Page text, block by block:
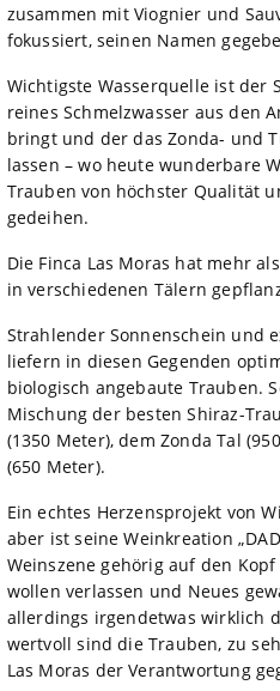
zusammen mit Viognier und
fokussiert, seinen Namen
Wichtigste Wasserquelle ist der
reines Schmelzwasser aus den
bringt und der das Zonda- und
lassen – wo heute wunderbare
Trauben von höchster Qualität
gedeihen.
Die Finca Las Moras hat mehr
in verschiedenen Tälern
Strahlender Sonnenschein und
liefern in diesen Gegenden
biologisch angebaute Trauben.
Mischung der besten Shiraz-
(1350 Meter), dem Zonda Tal
(650 Meter).
Ein echtes Herzensprojekt von
aber ist seine Weinkreation
Weinszene gehörig auf den
wollen verlassen und Neues
allerdings irgendetwas wirklich
wertvoll sind die Trauben, zu
Las Moras der Verantwortung